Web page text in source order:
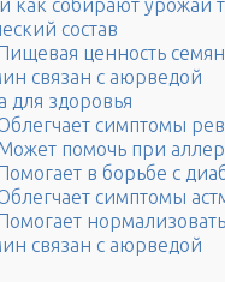
как собирают урожай
состав
ценность
связан с аюрведой
для здоровья
симптомы
помочь при
в борьбе с
симптомы
связан с аюрведой